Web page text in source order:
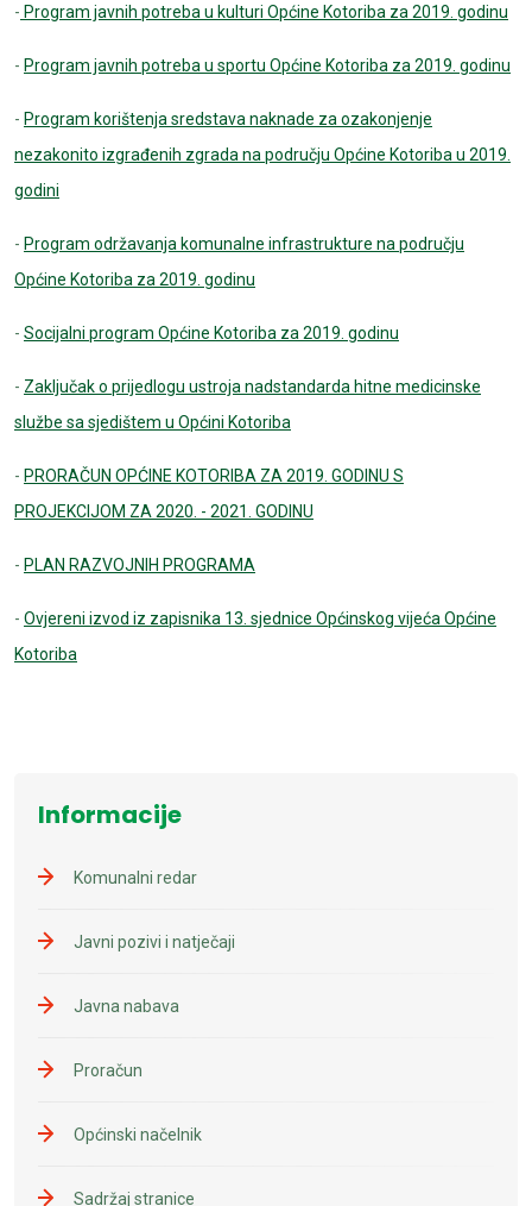
- Program javnih potreba u kulturi Općine Kotoriba za 2019. godinu
- Program javnih potreba u sportu Općine Kotoriba za 2019. godinu
- Program korištenja sredstava naknade za ozakonjenje
nezakonito izgrađenih zgrada na području Općine Kotoriba u 2019.
godini
- Program održavanja komunalne infrastrukture na području
Općine Kotoriba za 2019. godinu
- Socijalni program Općine Kotoriba za 2019. godinu
- Zaključak o prijedlogu ustroja nadstandarda hitne medicinske
službe sa sjedištem u Općini Kotoriba
- PRORAČUN OPĆINE KOTORIBA ZA 2019. GODINU S
PROJEKCIJOM ZA 2020. - 2021. GODINU
- PLAN RAZVOJNIH PROGRAMA
- Ovjereni izvod iz zapisnika 13. sjednice Općinskog vijeća Općine
Kotoriba
Informacije
Komunalni redar
Javni pozivi i natječaji
Javna nabava
Proračun
Općinski načelnik
Sadržaj stranice